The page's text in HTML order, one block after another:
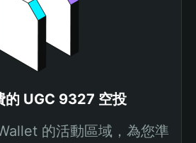
的 UGC 9327 空投
的活動區域，為您準